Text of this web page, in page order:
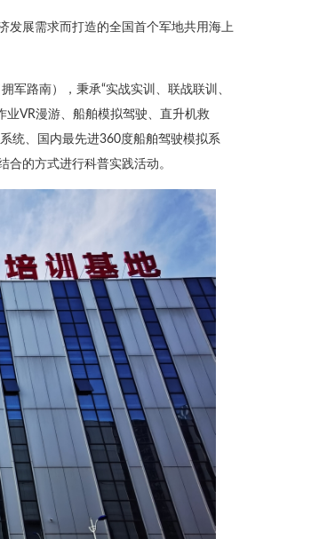
发展需求而打造的全国首个军地共用海上
军路南），秉承“实战实训、联战联训、
VR漫游、船舶模拟驾驶、直升机救
统、国内最先进360度船舶驾驶模拟系
的方式进行科普实践活动。